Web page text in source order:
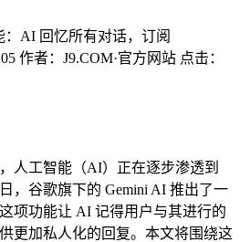
：AI 回忆所有对话，订阅
作者： J9.COM·官方网站 点击：
工智能（AI）正在逐步渗透到
，谷歌旗下的 Gemini AI 推出了一
项功能让 AI 记得用户与其进行的
更加私人化的回复。本文将围绕这